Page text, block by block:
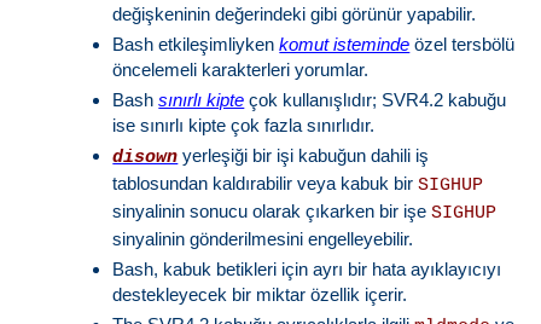
değişkeninin değerindeki gibi görünür yapabilir.
Bash etkileşimliykenkomut isteminde özel tersbölü
öncelemeli karakterleri yorumlar.
Bashsınırlı kipte çok kullanışlıdır; SVR4.2 kabuğu
ise sınırlı kipte çok fazla sınırlıdır.
disown yerleşiği bir işi kabuğun dahili iş
tablosundan kaldırabilir veya kabuk birSIGHUP
sinyalinin sonucu olarak çıkarken bir işeSIGHUP
sinyalinin gönderilmesini engelleyebilir.
Bash, kabuk betikleri için ayrı bir hata ayıklayıcıyı
destekleyecek bir miktar özellik içerir.